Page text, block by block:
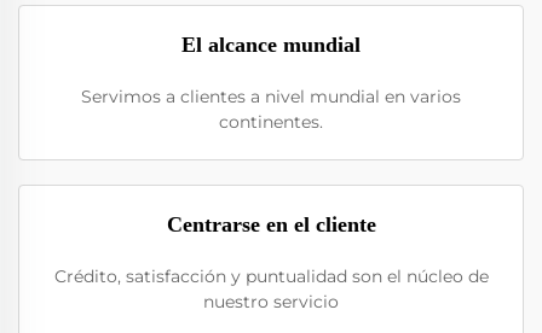
El alcance mundial
Servimos a clientes a nivel mundial en varios
continentes.
Centrarse en el cliente
Crédito, satisfacción y puntualidad son el núcleo de
nuestro servicio